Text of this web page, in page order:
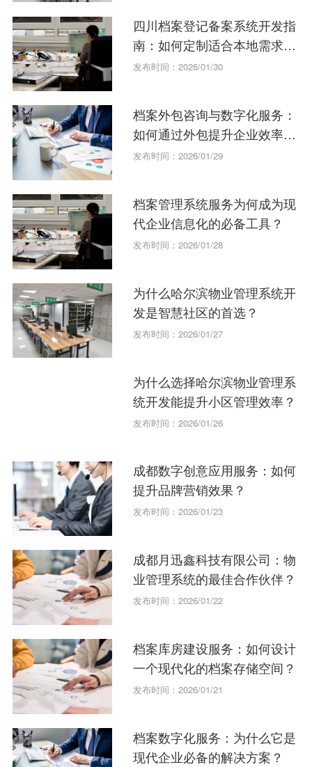
四川档案登记备案系统开发指
南：如何定制适合本地需求的
解决方案
发布时间：2026/01/30
档案外包咨询与数字化服务：
如何通过外包提升企业效率并
降低成本？
发布时间：2026/01/29
档案管理系统服务为何成为现
代企业信息化的必备工具？
发布时间：2026/01/28
为什么哈尔滨物业管理系统开
发是智慧社区的首选？
发布时间：2026/01/27
为什么选择哈尔滨物业管理系
统开发能提升小区管理效率？
发布时间：2026/01/26
成都数字创意应用服务：如何
提升品牌营销效果？
发布时间：2026/01/23
成都月迅鑫科技有限公司：物
业管理系统的最佳合作伙伴？
发布时间：2026/01/22
档案库房建设服务：如何设计
一个现代化的档案存储空间？
发布时间：2026/01/21
档案数字化服务：为什么它是
现代企业必备的解决方案？